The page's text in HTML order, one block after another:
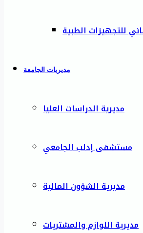
للتجهيزات الطبية
مديريات الجامعة
مديرية الدراسات العليا
مستشفى إدلب الجامعي
مديرية الشؤون المالية
مديرية اللوازم والمشتريات